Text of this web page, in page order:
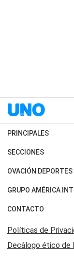
PRINCIPALES
Últimas Noticias
Política
Judiciales
Economia
SECCIONES
Horóscopo
Motores
Trucos caseros
Series y Películas
Edictos y Solicitadas
OVACIÓN DEPORTES
Fútbol
Mundial
Automovilismo
Rugby
GRUPO AMÉRICA
Canal 7 en Vivo
CONTACTO
Acerca de Nosotros
Contactanos
Políticas de
Decálogo ético de